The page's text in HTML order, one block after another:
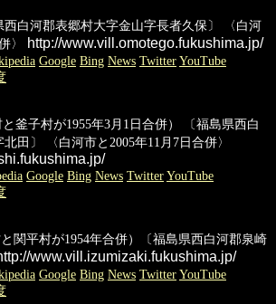
西白河郡表郷村大字金山字長者久保〕 〈白河
〉
http://www.vill.omotego.fukushima.jp/
Google Bing News Twitter YouTube
と釜子村が1955年3月1日合併） 〔福島県西白
田〕 〈白河市と2005年11月7日合併〉
Google Bing News Twitter YouTube
と関平村が1954年合併）〔福島県西白河郡泉崎
www.vill.izumizaki.fukushima.jp/
Google Bing News Twitter YouTube